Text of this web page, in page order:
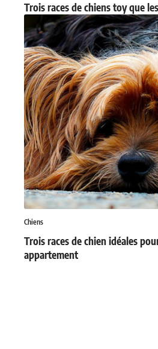
Trois races de chiens toy que
Chiens
Trois races de chien idéales
appartement